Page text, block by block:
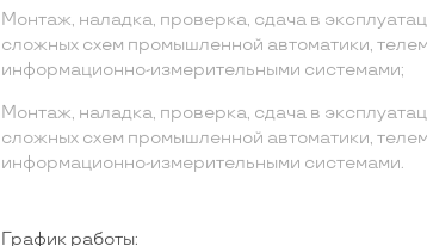
Монтаж, наладка, проверка, сдача в
сложных схем промышленной автоматики,
информационно-измерительными системами;
Монтаж, наладка, проверка, сдача в
сложных схем промышленной автоматики,
информационно-измерительными системами.
График работы: